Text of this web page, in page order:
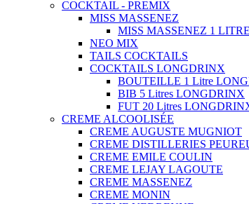
COCKTAIL - PREMIX
MISS MASSENEZ
MISS MASSENEZ 1 LITRE
NEO MIX
TAILS COCKTAILS
COCKTAILS LONGDRINX
BOUTEILLE 1 Litre
BIB 5 Litres LONGDRINX
FUT 20 Litres
CREME ALCOOLISÉE
CREME AUGUSTE MUGNIOT
CREME DISTILLERIES
CREME EMILE COULIN
CREME LEJAY LAGOUTE
CREME MASSENEZ
CREME MONIN